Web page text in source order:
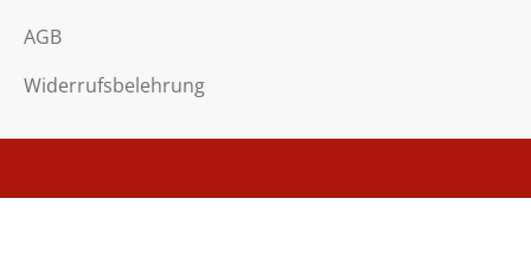
AGB
Widerrufsbelehrung